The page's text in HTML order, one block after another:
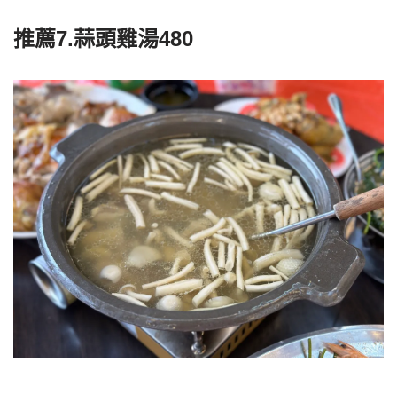
推薦7.蒜頭雞湯480